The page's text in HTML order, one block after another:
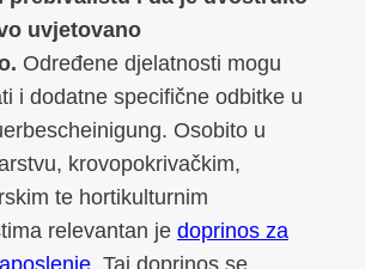
uvjetovano
Određene djelatnosti mogu
i dodatne specifične odbitke u
Osobito u
krovopokrivačkim,
te hortikulturnim
relevantan je doprinos za